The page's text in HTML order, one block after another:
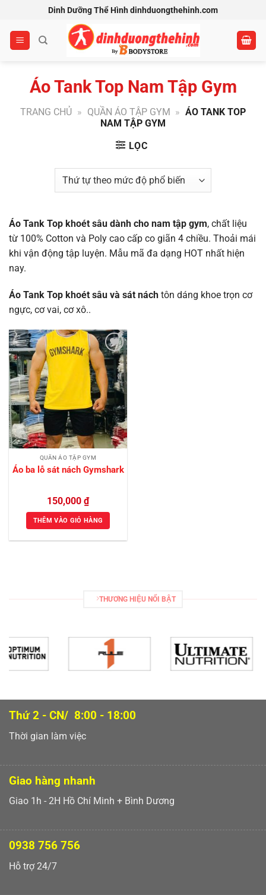
nội
dung
Dinh Dưỡng Thể Hình dinhduongthehinh.com
Áo Tank Top Nam Tập Gym
TRANG CHỦ » QUẦN ÁO TẬP GYM » ÁO TANK TOP
NAM TẬP GYM
LỌC
Áo Tank Top khoét sâu dành cho nam tập gym, chất liệu
từ 100% Cotton và Poly cao cấp co giãn 4 chiều. Thoải mái
khi vận động tập luyện. Mẫu mã đa dạng HOT nhất hiện
nay.
Áo Tank Top khoét sâu và sát nách tôn dáng khoe trọn cơ
ngực, cơ vai, cơ xô..
Add to
Wishlist
QUẦN ÁO TẬP GYM
Áo ba lỗ sát nách Gymshark
150,000 ₫
THÊM VÀO GIỎ HÀNG
THƯƠNG HIỆU NỔI BẬT
Thứ 2 - CN/ 8:00 - 18:00
Thời gian làm việc
Giao hàng nhanh
Giao 1h - 2H Hồ Chí Minh + Bình Dương
0938 756 756
Hỗ trợ 24/7